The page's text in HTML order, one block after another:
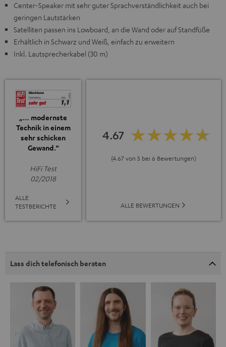
Center-Speaker mit sehr guter Sprachverständlichkeit auch bei
geringen Lautstärken
Satelliten passen ins Lowboard, an die Wand oder auf Standfüße
Erhältlich in Schwarz und Weiß, einfach zu erweitern
Inkl. Lautsprecherkabel (30 m)
„… modernste
Technik in einem
sehr schicken
Gewand.“
HiFi Test
02/2018
ALLE
TESTBERICHTE
4.67
(4.67 von 5 bei 6 Bewertungen)
ALLE BEWERTUNGEN
Lass dich telefonisch beraten